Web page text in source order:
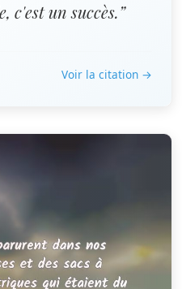
c'est un succès.”
Voir la citation →